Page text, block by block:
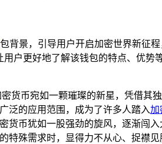
包背景，引导用户开启加密世界新征
户更好地了解该钱包的特点、优势
货币宛如一颗璀璨的新星，凭借
泛的应用范围，成为了许多人踏入加
货币犹如一股强劲的旋风，逐渐闯
特殊需求时，显得力不从心、捉襟